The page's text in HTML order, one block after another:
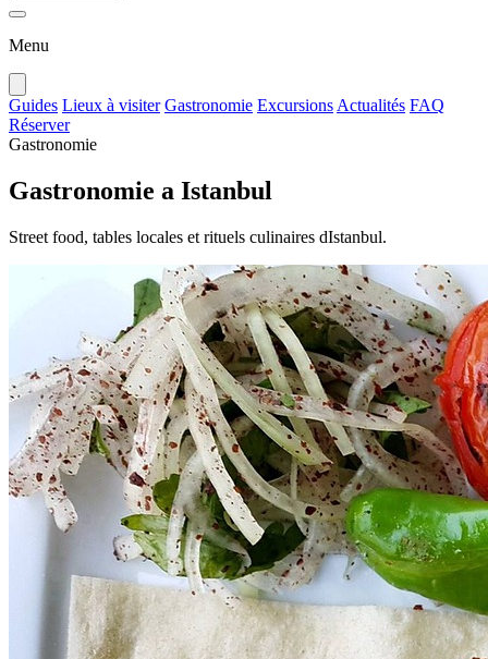
Menu
Guides Lieux à visiter Gastronomie Excursions Actualités FAQ
Réserver
Gastronomie
Gastronomie a Istanbul
Street food, tables locales et rituels culinaires dIstanbul.